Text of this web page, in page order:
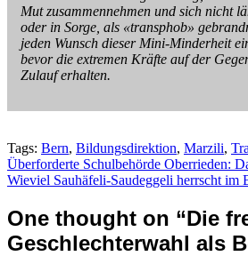
Mut zusammennehmen und sich nicht
oder in Sorge, als «transphob»
jeden Wunsch dieser Mini-Minderheit
bevor die extremen Kräfte auf der
Zulauf erhalten.
Tags: Bern, Bildungsdirektion, Marzili,
Beitragsnavigation
Überforderte Schulbehörde Oberrieden:
Wieviel Sauhäfeli-Saudeggeli herrscht im
One thought on “Die
Geschlechterwahl als